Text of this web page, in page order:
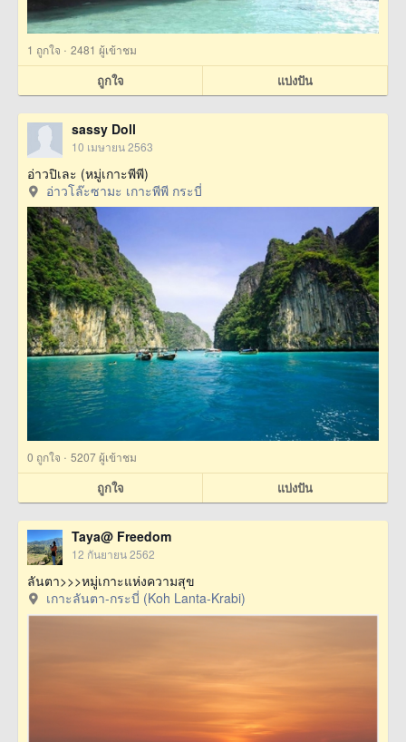
1 ถูกใจ · 2481 ผู้เข้าชม
ถูกใจ แบ่งปัน
sassy Doll
10 เมษายน 2563
อ่าวปิเละ (หมู่เกาะพีพี)
อ่าวโล๊ะซามะ เกาะพีพี กระบี่
0 ถูกใจ · 5207 ผู้เข้าชม
ถูกใจ แบ่งปัน
Taya@ Freedom
12 กันยายน 2562
ลันตา>>>หมู่เกาะแห่งความสุข
เกาะลันตา-กระบี่ (Koh Lanta-Krabi)